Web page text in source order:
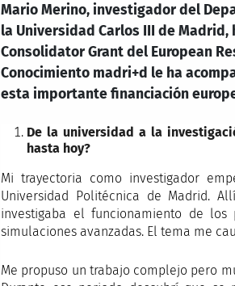
Mario Merino, investigador del
la Universidad Carlos III de
Consolidator Grant del European
Conocimiento madri+d le ha
esta importante financiación
De la universidad a la
hasta hoy?
Mi trayectoria como investigador
Universidad Politécnica de Madrid.
investigaba el funcionamiento de los
simulaciones avanzadas. El tema me
Me propuso un trabajo complejo pero